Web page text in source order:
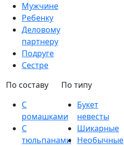
Мужчине
Ребенку
Деловому
партнеру
Подруге
Сестре
По составу
С
ромашками
С
тюльпанами
По типу
Букет
невесты
Шикарные
Необычные